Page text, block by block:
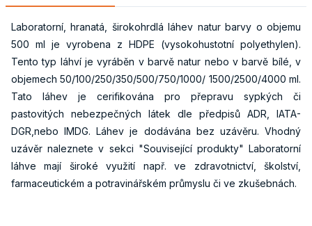
Laboratorní, hranatá, širokohrdlá láhev natur barvy o objemu
500 ml je vyrobena z HDPE (vysokohustotní polyethylen).
Tento typ láhví je vyráběn v barvě natur nebo v barvě bílé, v
objemech 50/100/250/350/500/750/1000/ 1500/2500/4000 ml.
Tato láhev je cerifikována pro přepravu sypkých či
pastovitých nebezpečných látek dle předpisů ADR, IATA-
DGR,nebo IMDG. Láhev je dodávána bez uzávěru. Vhodný
uzávěr naleznete v sekci "Související produkty" Laboratorní
láhve mají široké využití např. ve zdravotnictví, školství,
farmaceutickém a potravinářském průmyslu či ve zkušebnách.